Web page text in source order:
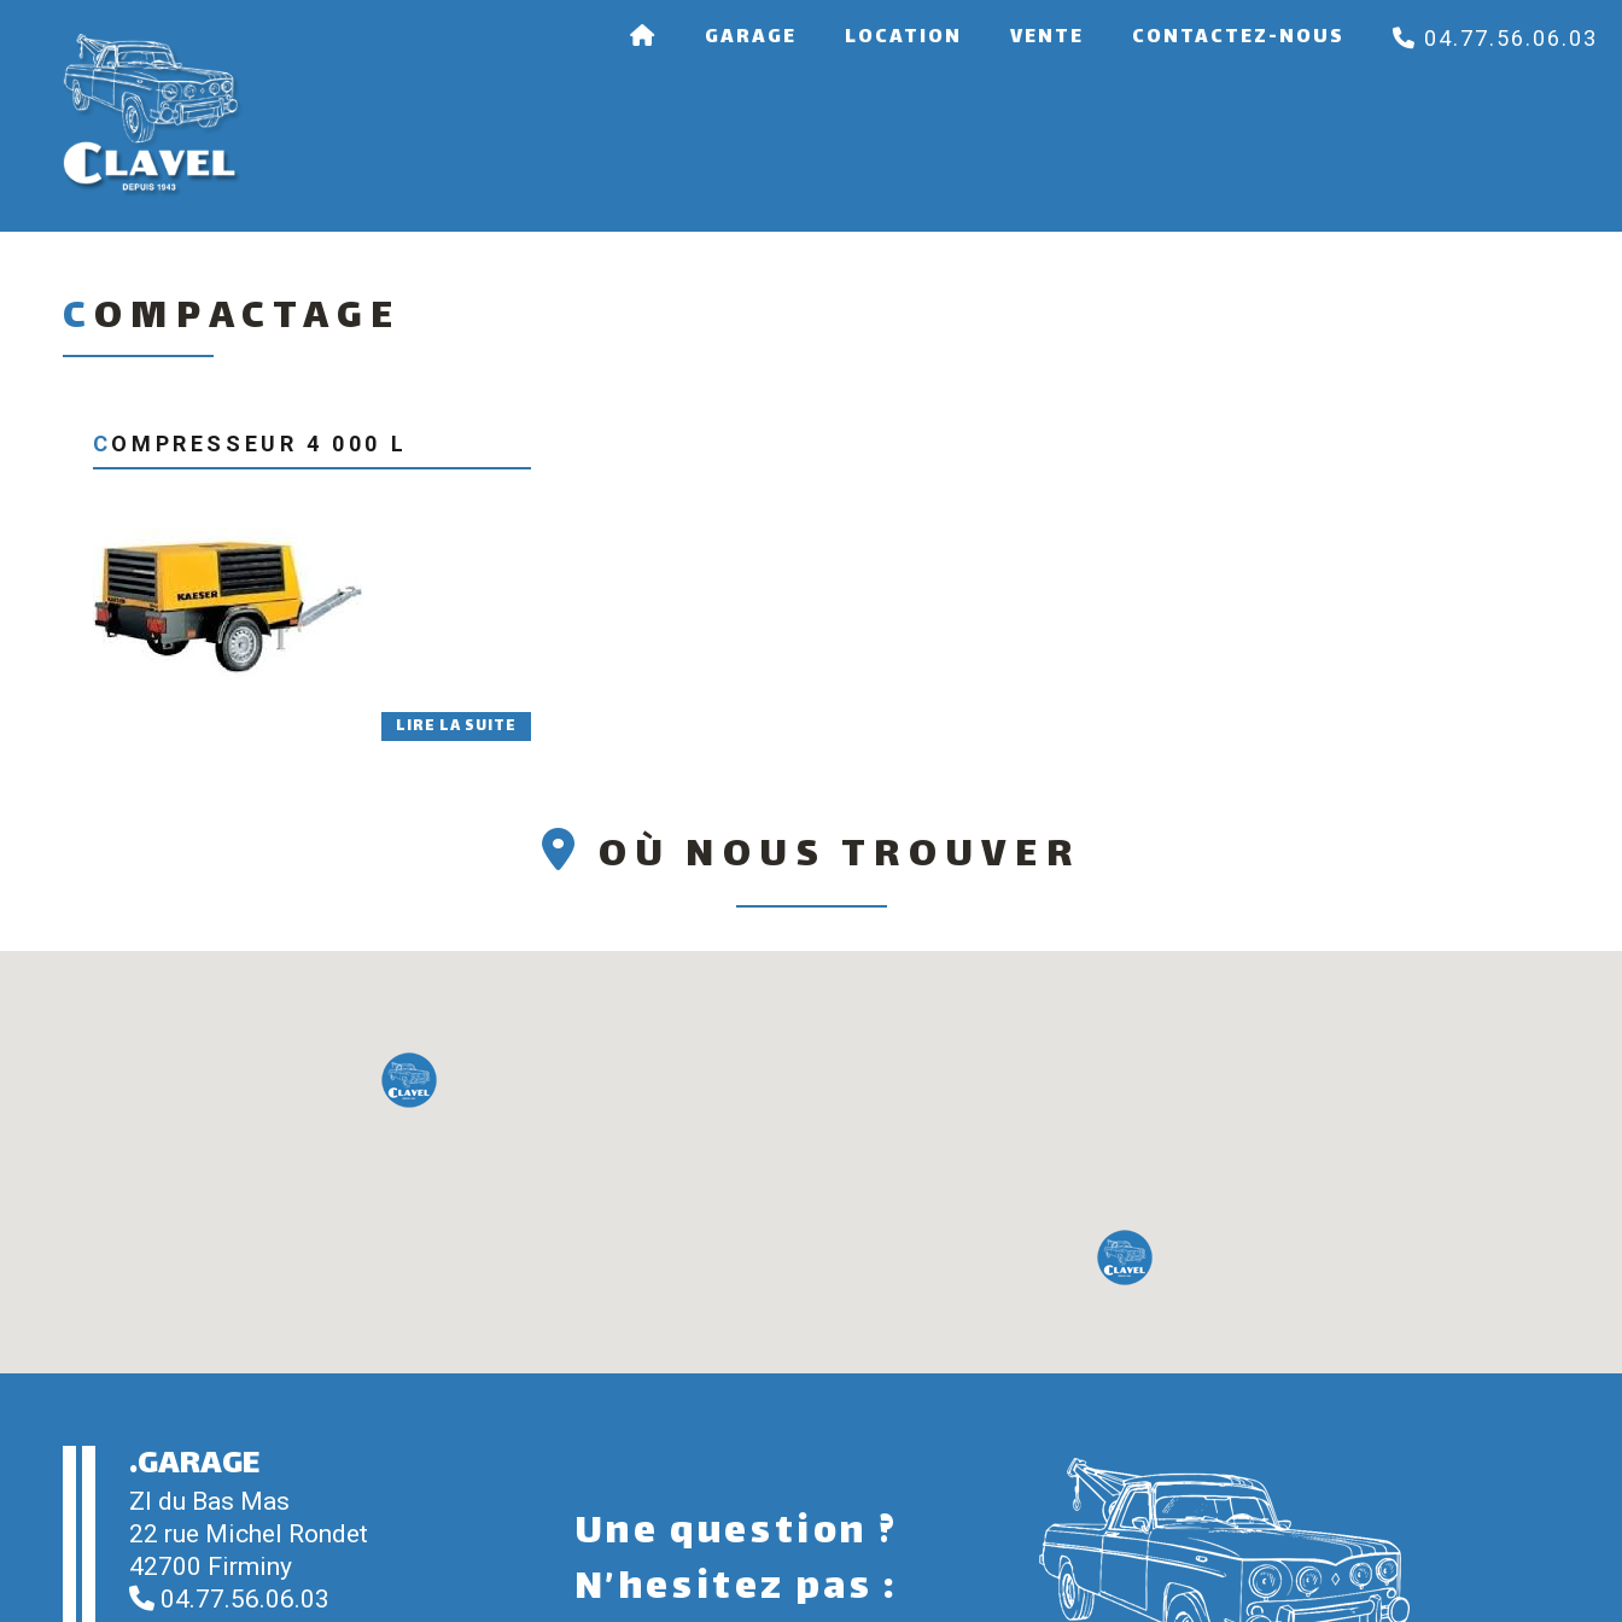
GARAGE LOCATION VENTE CONTACTEZ-NOUS 04.77.56.06.03
COMPACTAGE
COMPRESSEUR 4 000 L
LIRE LA SUITE
OÙ NOUS TROUVER
.GARAGE
ZI du Bas Mas
22 rue Michel Rondet
42700 Firminy
04.77.56.06.03
Une question ?
N’hesitez pas :